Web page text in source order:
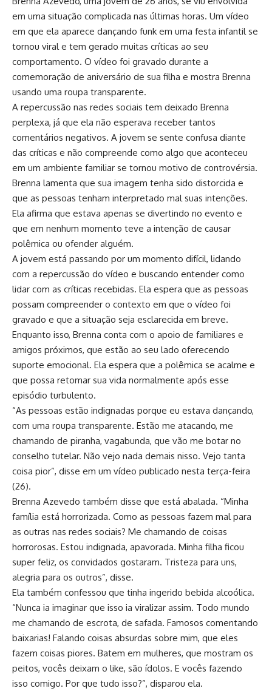
em uma situação complicada nas últimas horas. Um vídeo
em que ela aparece dançando funk em uma festa infantil se
tornou viral e tem gerado muitas críticas ao seu
comportamento. O vídeo foi gravado durante a
comemoração de aniversário de sua filha e mostra Brenna
usando uma roupa transparente.
A repercussão nas redes sociais tem deixado Brenna
perplexa, já que ela não esperava receber tantos
comentários negativos. A jovem se sente confusa diante
das críticas e não compreende como algo que aconteceu
em um ambiente familiar se tornou motivo de controvérsia.
Brenna lamenta que sua imagem tenha sido distorcida e
que as pessoas tenham interpretado mal suas intenções.
Ela afirma que estava apenas se divertindo no evento e
que em nenhum momento teve a intenção de causar
polêmica ou ofender alguém.
A jovem está passando por um momento difícil, lidando
com a repercussão do vídeo e buscando entender como
lidar com as críticas recebidas. Ela espera que as pessoas
possam compreender o contexto em que o vídeo foi
gravado e que a situação seja esclarecida em breve.
Enquanto isso, Brenna conta com o apoio de familiares e
amigos próximos, que estão ao seu lado oferecendo
suporte emocional. Ela espera que a polêmica se acalme e
que possa retomar sua vida normalmente após esse
episódio turbulento.
“As pessoas estão indignadas porque eu estava dançando,
com uma roupa transparente. Estão me atacando, me
chamando de piranha, vagabunda, que vão me botar no
conselho tutelar. Não vejo nada demais nisso. Vejo tanta
coisa pior”, disse em um vídeo publicado nesta terça-feira
(26).
Brenna Azevedo também disse que está abalada. “Minha
família está horrorizada. Como as pessoas fazem mal para
as outras nas redes sociais? Me chamando de coisas
horrorosas. Estou indignada, apavorada. Minha filha ficou
super feliz, os convidados gostaram. Tristeza para uns,
alegria para os outros”, disse.
Ela também confessou que tinha ingerido bebida alcoólica.
“Nunca ia imaginar que isso ia viralizar assim. Todo mundo
me chamando de escrota, de safada. Famosos comentando
baixarias! Falando coisas absurdas sobre mim, que eles
fazem coisas piores. Batem em mulheres, que mostram os
peitos, vocês deixam o like, são ídolos. E vocês fazendo
isso comigo. Por que tudo isso?”, disparou ela.